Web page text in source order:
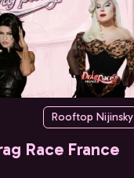
Rooftop Nijinsky
Race France